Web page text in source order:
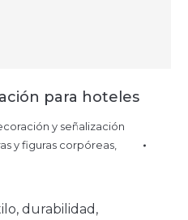
para hoteles
y señalización
y figuras corpóreas,
durabilidad,